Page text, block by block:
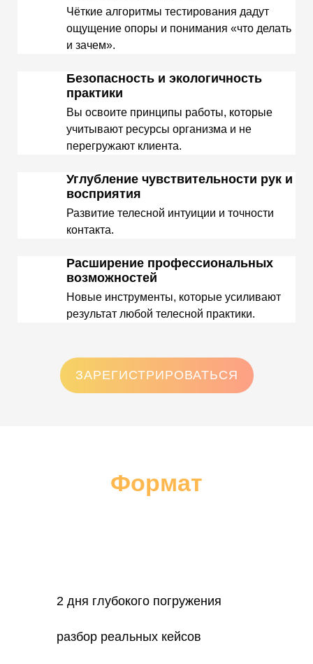
Чёткие алгоритмы тестирования дадут
ощущение опоры и понимания «что делать
и зачем».
Безопасность и экологичность
практики
Вы освоите принципы работы, которые
учитывают ресурсы организма и не
перегружают клиента.
Углубление чувствительности рук и
восприятия
Развитие телесной интуиции и точности
контакта.
Расширение профессиональных
возможностей
Новые инструменты, которые усиливают
результат любой телесной практики.
ЗАРЕГИСТРИРОВАТЬСЯ
Формат
2 дня глубокого погружения
разбор реальных кейсов